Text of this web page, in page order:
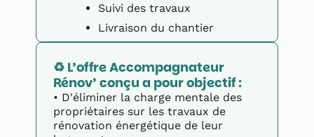
Suivi des travaux
Livraison du chantier
♻️ L’offre Accompagnateur
Rénov’ conçu a pour objectif :
• D'éliminer la charge mentale des
propriétaires sur les travaux de
rénovation énergétique de leur